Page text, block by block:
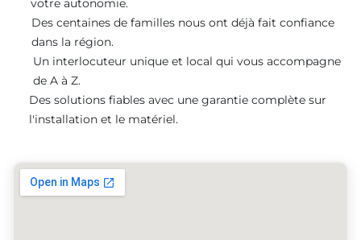
votre autonomie.
Des centaines de familles nous ont déjà fait confiance
dans la région.
Un interlocuteur unique et local qui vous accompagne
de A à Z.
Des solutions fiables avec une garantie complète sur
l'installation et le matériel.